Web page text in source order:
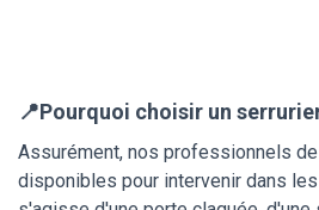
📍Pourquoi choisir un
Assurément, nos professionnels
disponibles pour intervenir dans